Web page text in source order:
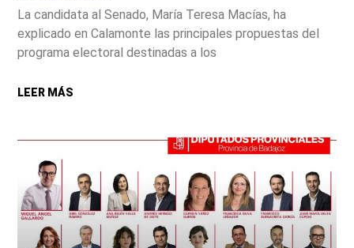
La candidata al Senado, María Teresa Macías, ha
explicado en Calamonte las principales propuestas del
programa electoral destinadas a los
LEER MÁS